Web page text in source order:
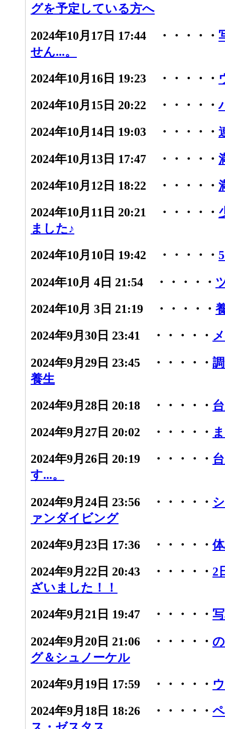
グを予定している方へ
2024年10月17日 17:44 ・・・・・
せん...。
2024年10月16日 19:23 ・・・・・
2024年10月15日 20:22 ・・・・・
2024年10月14日 19:03 ・・・・・
2024年10月13日 17:47 ・・・・・
2024年10月12日 18:22 ・・・・・
2024年10月11日 20:21 ・・・・・
ました♪
2024年10月10日 19:42 ・・・・・
2024年10月 4日 21:54 ・・・・・
2024年10月 3日 21:19 ・・・・・
2024年9月30日 23:41 ・・・・・
2024年9月29日 23:45 ・・・・・
養生
2024年9月28日 20:18 ・・・・・
2024年9月27日 20:02 ・・・・・
2024年9月26日 20:19 ・・・・・
す...。
2024年9月24日 23:56 ・・・・・
ァンダイビング
2024年9月23日 17:36 ・・・・・
2024年9月22日 20:43 ・・・・・ 2
ざいました！！
2024年9月21日 19:47 ・・・・・
2024年9月20日 21:06 ・・・・・
グ＆シュノーケル
2024年9月19日 17:59 ・・・・・
2024年9月18日 18:26 ・・・・・